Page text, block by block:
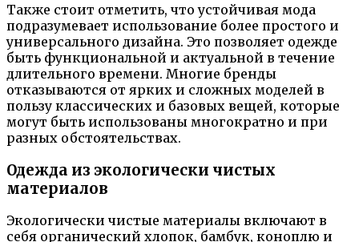
Также стоит отметить, что устойчивая мода
подразумевает использование более простого и
универсального дизайна. Это позволяет одежде
быть функциональной и актуальной в течение
длительного времени. Многие бренды
отказываются от ярких и сложных моделей в
пользу классических и базовых вещей, которые
могут быть использованы многократно и при
разных обстоятельствах.
Одежда из экологически чистых
материалов
Экологически чистые материалы включают в
себя органический хлопок, бамбук, коноплю и